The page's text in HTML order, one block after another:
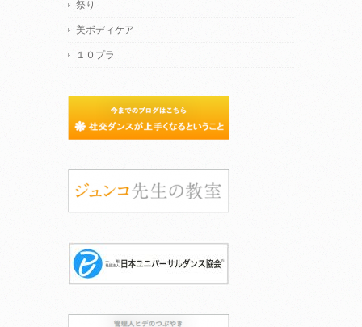
祭り
美ボディケア
１０プラ